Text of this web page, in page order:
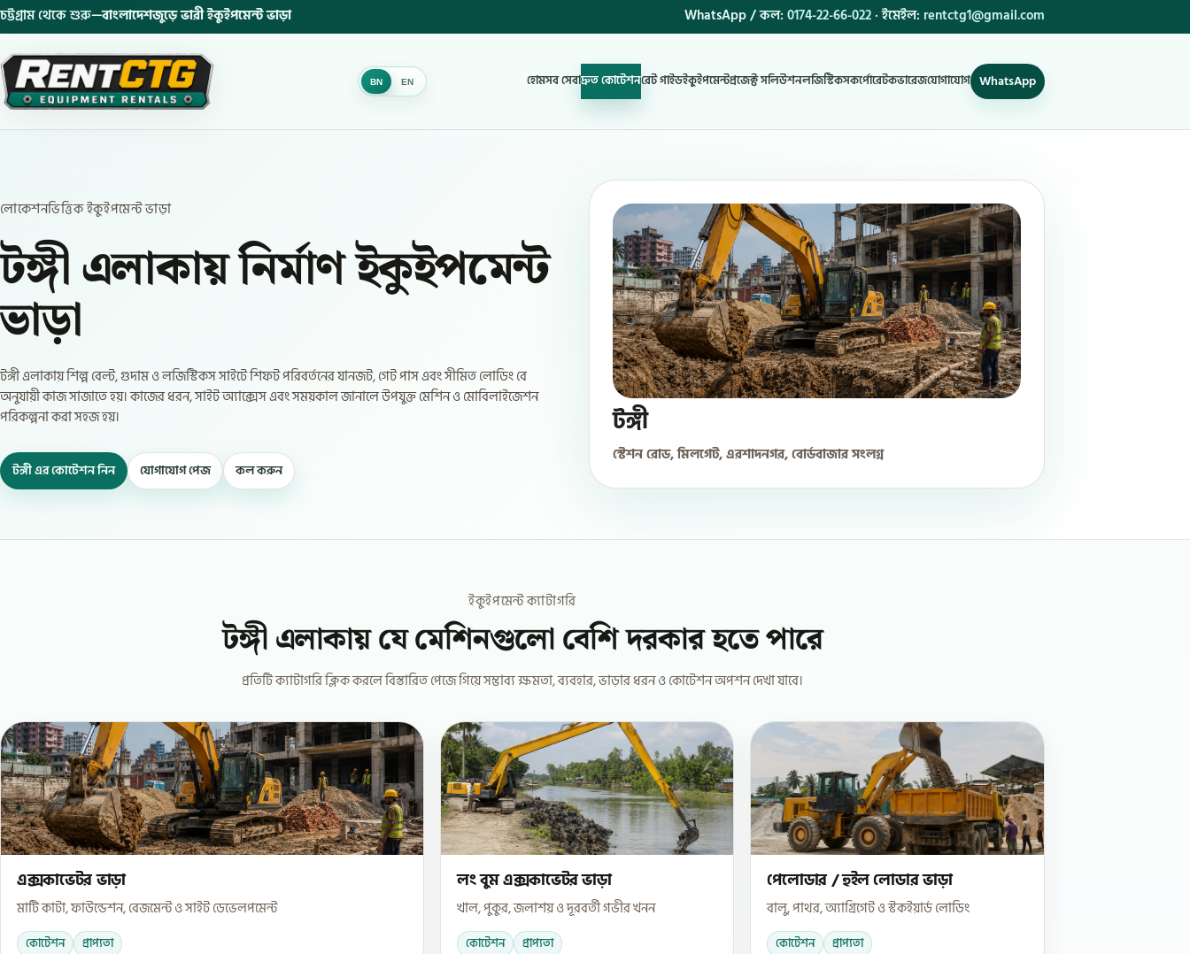
চট্টগ্রাম থেকে শুরু—বাংলাদেশজুড়ে ভারী ইকুইপমেন্ট ভাড়া WhatsApp / কল: 0174-22-66-022· ইমেইল: rentctg1@gmail.com
BN EN
BN হোমসব সেবাদ্রুত কোটেশনরেট গাইডইকুইপমেন্টপ্রজেক্ট সলিউশনলজিস্টিকসকর্পোরেটকভারেজযোগাযোগ WhatsApp
লোকেশনভিত্তিক ইকুইপমেন্ট ভাড়া
টঙ্গী এলাকায় নির্মাণ ইকুইপমেন্ট
ভাড়া
টঙ্গী এলাকায় শিল্প বেল্ট, গুদাম ও লজিস্টিকস সাইটে শিফট পরিবর্তনের যানজট, গেট পাস এবং সীমিত লোডিং বে
অনুযায়ী কাজ সাজাতে হয়। কাজের ধরন, সাইট অ্যাক্সেস এবং সময়কাল জানালে উপযুক্ত মেশিন ও মোবিলাইজেশন
পরিকল্পনা করা সহজ হয়।
টঙ্গী এর কোটেশন নিন যোগাযোগ পেজ কল করুন
টঙ্গী
স্টেশন রোড, মিলগেট, এরশাদনগর, বোর্ডবাজার সংলগ্ন
ইকুইপমেন্ট ক্যাটাগরি
টঙ্গী এলাকায় যে মেশিনগুলো বেশি দরকার হতে পারে
প্রতিটি ক্যাটাগরি ক্লিক করলে বিস্তারিত পেজে গিয়ে সম্ভাব্য ক্ষমতা, ব্যবহার, ভাড়ার ধরন ও কোটেশন অপশন দেখা যাবে।
এক্সকাভেটর ভাড়া
মাটি কাটা, ফাউন্ডেশন, বেজমেন্ট ও সাইট ডেভেলপমেন্ট
কোটেশন প্রাপ্যতা
লং বুম এক্সকাভেটর ভাড়া
খাল, পুকুর, জলাশয় ও দূরবর্তী গভীর খনন
কোটেশন প্রাপ্যতা
পেলোডার / হুইল লোডার ভাড়া
বালু, পাথর, অ্যাগ্রিগেট ও স্টকইয়ার্ড লোডিং
কোটেশন প্রাপ্যতা